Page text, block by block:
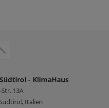
- KlimaHaus
13A
Italien